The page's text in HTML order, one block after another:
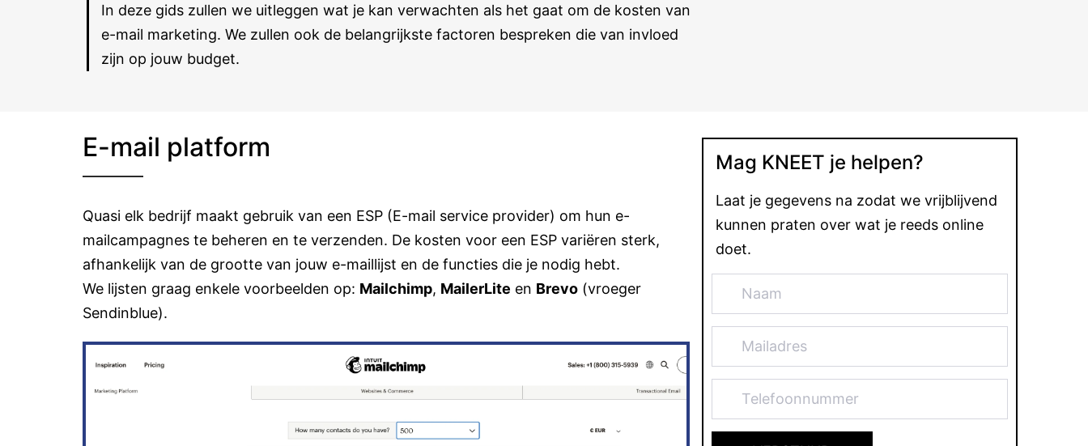
In deze gids zullen we uitleggen wat je kan verwachten als het gaat om de kosten van
e-mail marketing. We zullen ook de belangrijkste factoren bespreken die van invloed
zijn op jouw budget.
E-mail platform
Quasi elk bedrijf maakt gebruik van een ESP (E-mail service provider) om hun e-
mailcampagnes te beheren en te verzenden. De kosten voor een ESP variëren sterk,
afhankelijk van de grootte van jouw e-maillijst en de functies die je nodig hebt.
We lijsten graag enkele voorbeelden op: Mailchimp, MailerLite en Brevo (vroeger
Sendinblue).
Mag KNEET je helpen?
Laat je gegevens na zodat we vrijblijvend
kunnen praten over wat je reeds online
doet.